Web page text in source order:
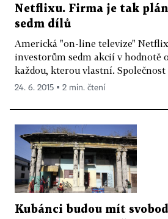
Netflixu. Firma je tak
sedm dílů
Americká "on-line televize"
investorům sedm akcií v hodnotě
každou, kterou vlastní. Společnost
24. 6. 2015 ▪ 2 min. čtení
Kubánci budou mít